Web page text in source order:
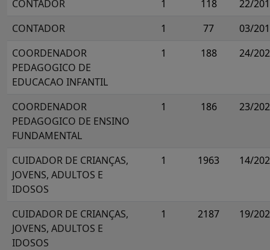
CONTADOR
1 118
22/
CONTADOR
1 77
03/
COORDENADOR
PEDAGOGICO DE
EDUCACAO INFANTIL
1 188 24/
COORDENADOR
PEDAGOGICO DE ENSINO
FUNDAMENTAL
1 186 23/
CUIDADOR DE CRIANÇAS,
JOVENS, ADULTOS E
IDOSOS
1 1963 14/
CUIDADOR DE CRIANÇAS,
JOVENS, ADULTOS E
IDOSOS
1 2187 19/